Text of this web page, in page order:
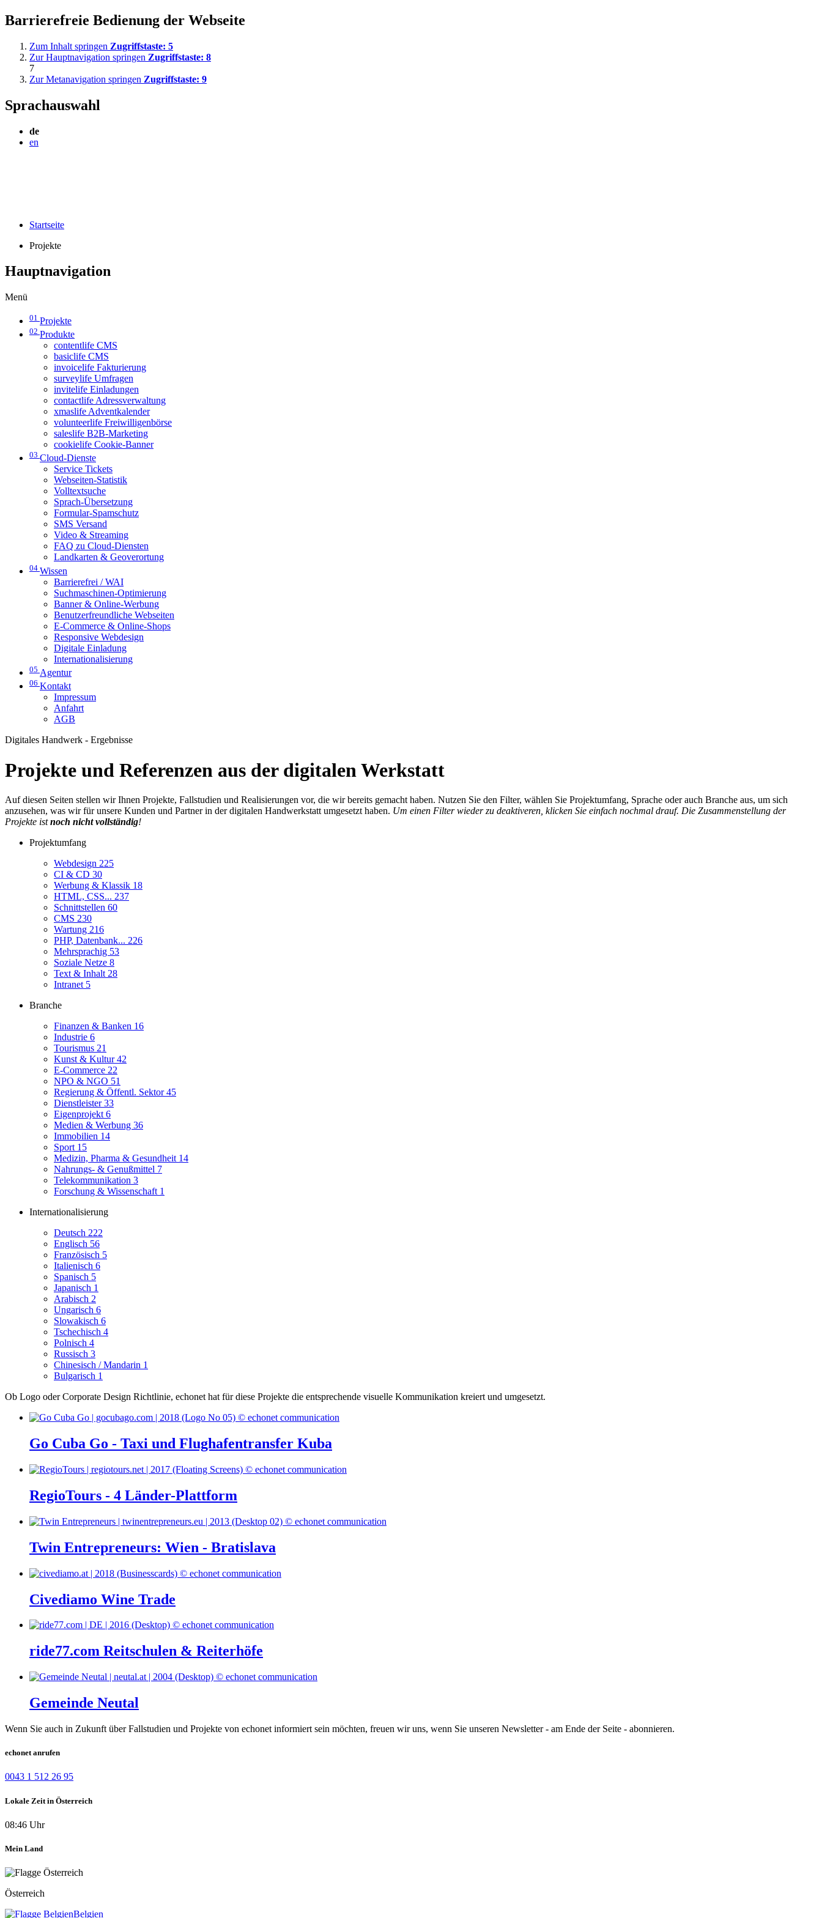
Barrierefreie Bedienung der Webseite
Zum Inhalt springen Zugriffstaste: 5
Zur Hauptnavigation springen Zugriffstaste: 8
7
Zur Metanavigation springen Zugriffstaste: 9
Sprachauswahl
de
en
Startseite
Projekte
Hauptnavigation
Menü
01 Projekte
02 Produkte
contentlife CMS
basiclife CMS
invoicelife Fakturierung
surveylife Umfragen
invitelife Einladungen
contactlife Adressverwaltung
xmaslife Adventkalender
volunteerlife Freiwilligenbörse
saleslife B2B-Marketing
cookielife Cookie-Banner
03 Cloud-Dienste
Service Tickets
Webseiten-Statistik
Volltextsuche
Sprach-Übersetzung
Formular-Spamschutz
SMS Versand
Video & Streaming
FAQ zu Cloud-Diensten
Landkarten & Geoverortung
04 Wissen
Barrierefrei / WAI
Suchmaschinen-Optimierung
Banner & Online-Werbung
Benutzerfreundliche Webseiten
E-Commerce & Online-Shops
Responsive Webdesign
Digitale Einladung
Internationalisierung
05 Agentur
06 Kontakt
Impressum
Anfahrt
AGB
Digitales Handwerk - Ergebnisse
Projekte und Referenzen aus der digitalen Werkstatt
Auf diesen Seiten stellen wir Ihnen Projekte, Fallstudien und Realisierungen vor, die wir bereits gemacht haben. Nutzen Sie den Filter, wählen Sie Projektumfang, Sprache oder auch Branche aus, um sich
anzusehen, was wir für unsere Kunden und Partner in der digitalen Handwerkstatt umgesetzt haben. Um einen Filter wieder zu deaktiveren, klicken Sie einfach nochmal drauf. Die Zusammenstellung der
Projekte istnoch nicht vollständig!
Projektumfang
Webdesign 225
CI & CD 30
Werbung & Klassik 18
HTML, CSS... 237
Schnittstellen 60
CMS 230
Wartung 216
PHP, Datenbank... 226
Mehrsprachig 53
Soziale Netze 8
Text & Inhalt 28
Intranet 5
Branche
Finanzen & Banken 16
Industrie 6
Tourismus 21
Kunst & Kultur42
E-Commerce 22
NPO & NGO 51
Regierung & Öffentl. Sektor45
Dienstleister33
Eigenprojekt 6
Medien & Werbung 36
Immobilien 14
Sport 15
Medizin, Pharma & Gesundheit 14
Nahrungs- & Genußmittel 7
Telekommunikation 3
Forschung & Wissenschaft 1
Internationalisierung
Deutsch 222
Englisch 56
Französisch 5
Italienisch 6
Spanisch 5
Japanisch 1
Arabisch 2
Ungarisch 6
Slowakisch 6
Tschechisch 4
Polnisch 4
Russisch 3
Chinesisch / Mandarin 1
Bulgarisch 1
Ob Logo oder Corporate Design Richtlinie, echonet hat für diese Projekte die entsprechende visuelle Kommunikation kreiert und umgesetzt.
Go Cuba Go - Taxi und Flughafentransfer Kuba
RegioTours - 4 Länder-Plattform
Twin Entrepreneurs: Wien - Bratislava
Civediamo Wine Trade
ride77.com Reitschulen & Reiterhöfe
Gemeinde Neutal
Wenn Sie auch in Zukunft über Fallstudien und Projekte von echonet informiert sein möchten, freuen wir uns, wenn Sie unseren Newsletter - am Ende der Seite - abonnieren.
echonet anrufen
0043 1 512 26 95
Lokale Zeit in Österreich
08:46 Uhr
Mein Land
Österreich
Belgien